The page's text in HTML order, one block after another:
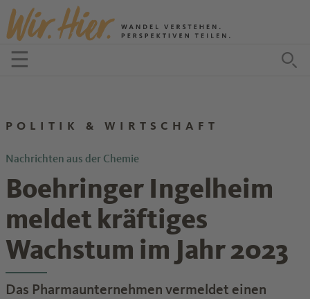
Zum Inhalt springen
☰Menü öffnen
POLITIK & WIRTSCHAFT
Nachrichten aus der Chemie
Boehringer Ingelheim
meldet kräftiges
Wachstum im Jahr 2023
Das Pharmaunternehmen vermeldet einen